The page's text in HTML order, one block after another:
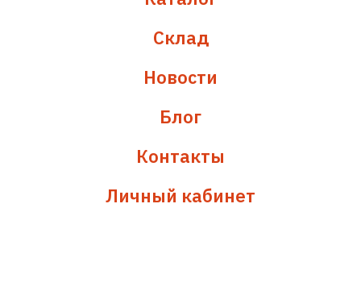
Склад
Новости
Блог
Контакты
Личный кабинет